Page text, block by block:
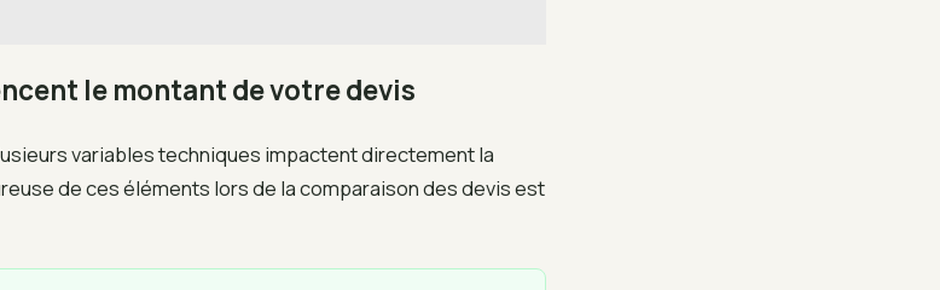
le montant de votre devis
variables techniques impactent directement la
de ces éléments lors de la comparaison des devis est